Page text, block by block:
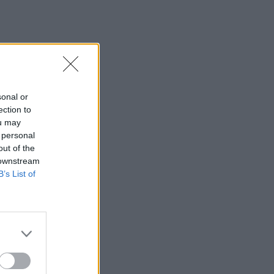
or
to
may
of the
List of